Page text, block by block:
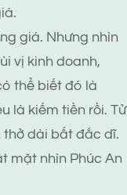
giá. Nhưng nhìn
vị kinh doanh,
thể biết đó là
là kiếm tiền rồi. Tử
thở dài bất đắc dĩ.
mặt nhìn Phúc An